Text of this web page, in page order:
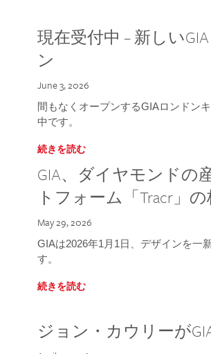
現在受付中 – 新しい
ン
June 3, 2026
間もなくオープンするGIAロンドン
中です。
続きを読む
GIA、ダイヤモンドの
トフォーム「Tracr」
May 29, 2026
GIAは2026年1月1日、デザインを一
す。
続きを読む
ジョン・カウリーが